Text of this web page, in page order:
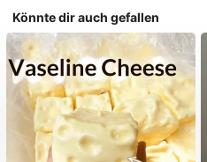
Könnte dir auch gefallen